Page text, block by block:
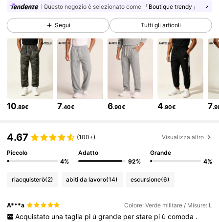
6K Follower
4.64 6K Follower
4.64
4.64 6K Follower
4.64 6K Follower
Questo negozio è selezionato come 「Boutique trendy」
Segui Tutti gli articoli
10.89€ 7.40€ 6.90€ 4.90€ 7
4.67 (100+) Visualizza altro
Piccolo
4%
Adatto
92%
Grande
4%
riacquisterò(2) abiti da lavoro(14) escursione(6)
A***a Colore: Verde militare / Misure: L
Acquistato una taglia pi ù grande per stare pi ù comoda .